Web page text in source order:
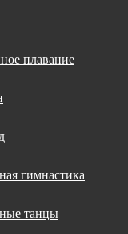
плавание
гимнастика
танцы